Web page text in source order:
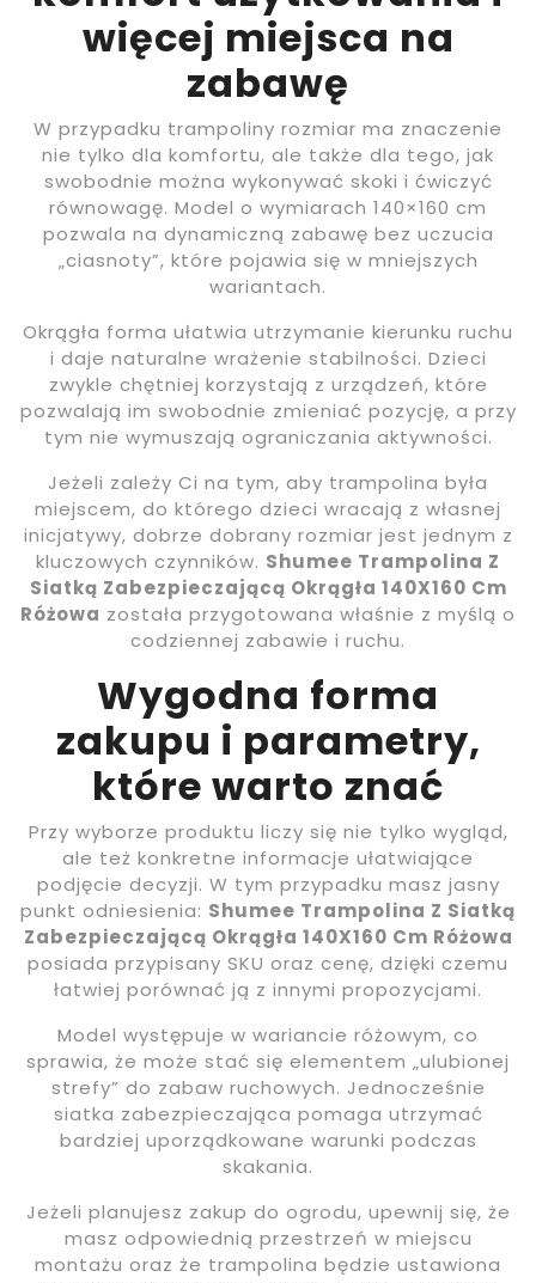
więcej miejsca na
zabawę
W przypadku trampoliny rozmiar ma znaczenie
nie tylko dla komfortu, ale także dla tego, jak
swobodnie można wykonywać skoki i ćwiczyć
równowagę. Model o wymiarach 140×160 cm
pozwala na dynamiczną zabawę bez uczucia
„ciasnoty”, które pojawia się w mniejszych
wariantach.
Okrągła forma ułatwia utrzymanie kierunku ruchu
i daje naturalne wrażenie stabilności. Dzieci
zwykle chętniej korzystają z urządzeń, które
pozwalają im swobodnie zmieniać pozycję, a przy
tym nie wymuszają ograniczania aktywności.
Jeżeli zależy Ci na tym, aby trampolina była
miejscem, do którego dzieci wracają z własnej
inicjatywy, dobrze dobrany rozmiar jest jednym z
kluczowych czynników. Shumee Trampolina Z
Siatką Zabezpieczającą Okrągła 140X160 Cm
Różowa została przygotowana właśnie z myślą o
codziennej zabawie i ruchu.
Wygodna forma
zakupu i parametry,
które warto znać
Przy wyborze produktu liczy się nie tylko wygląd,
ale też konkretne informacje ułatwiające
podjęcie decyzji. W tym przypadku masz jasny
punkt odniesienia: Shumee Trampolina Z Siatką
Zabezpieczającą Okrągła 140X160 Cm Różowa
posiada przypisany SKU oraz cenę, dzięki czemu
łatwiej porównać ją z innymi propozycjami.
Model występuje w wariancie różowym, co
sprawia, że może stać się elementem „ulubionej
strefy” do zabaw ruchowych. Jednocześnie
siatka zabezpieczająca pomaga utrzymać
bardziej uporządkowane warunki podczas
skakania.
Jeżeli planujesz zakup do ogrodu, upewnij się, że
masz odpowiednią przestrzeń w miejscu
montażu oraz że trampolina będzie ustawiona